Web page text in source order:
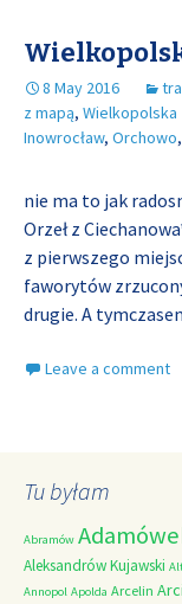
8 May 2016
z mapą, Wielkopolska
Inowrocław, Orchowo,
nie ma to jak
Orzeł z
z pierwszego
faworytów
drugie. A
Leave a comment
Tu byłam
Abramów
Aleksandrów Kujawski
Annopol Apolda Arcelin